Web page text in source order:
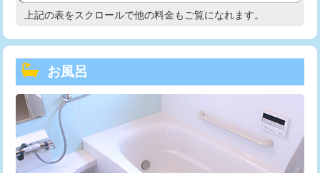
高度高圧洗浄換 現地調査
トーラー機使用/3mまで
追加トーラー機使用/3m超え
カメラ調査 33,000円
桝清掃 8,800円
上記の表をスクロールで他の料金もご覧になれます。
お風呂